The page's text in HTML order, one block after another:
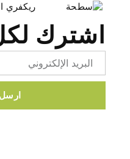
ريكفري
اشترك